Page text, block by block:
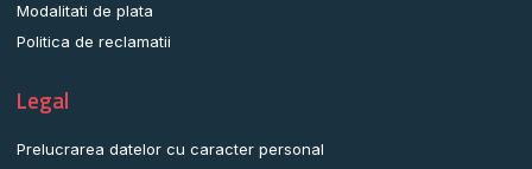
Modalitati de plata
Politica de reclamatii
Legal
Prelucrarea datelor cu caracter personal